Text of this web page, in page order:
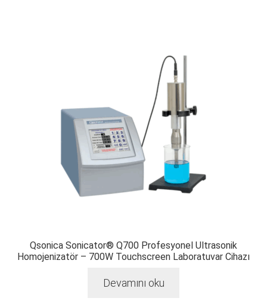
Qsonica Sonicator® Q700 Profesyonel Ultrasonik
Homojenizatör – 700W Touchscreen Laboratuvar Cihazı
Devamını oku